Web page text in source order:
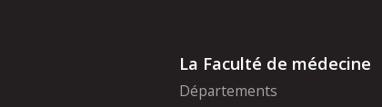
La Faculté de médecine
Départements